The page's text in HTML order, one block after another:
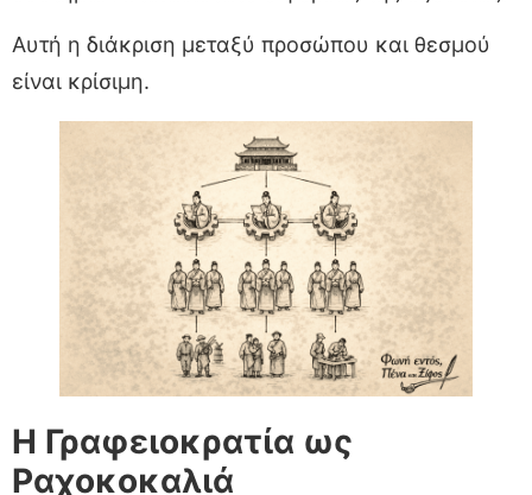
Αυτή η διάκριση μεταξύ προσώπου και θεσμού
είναι κρίσιμη.
Η Γραφειοκρατία ως
Ραχοκοκαλιά